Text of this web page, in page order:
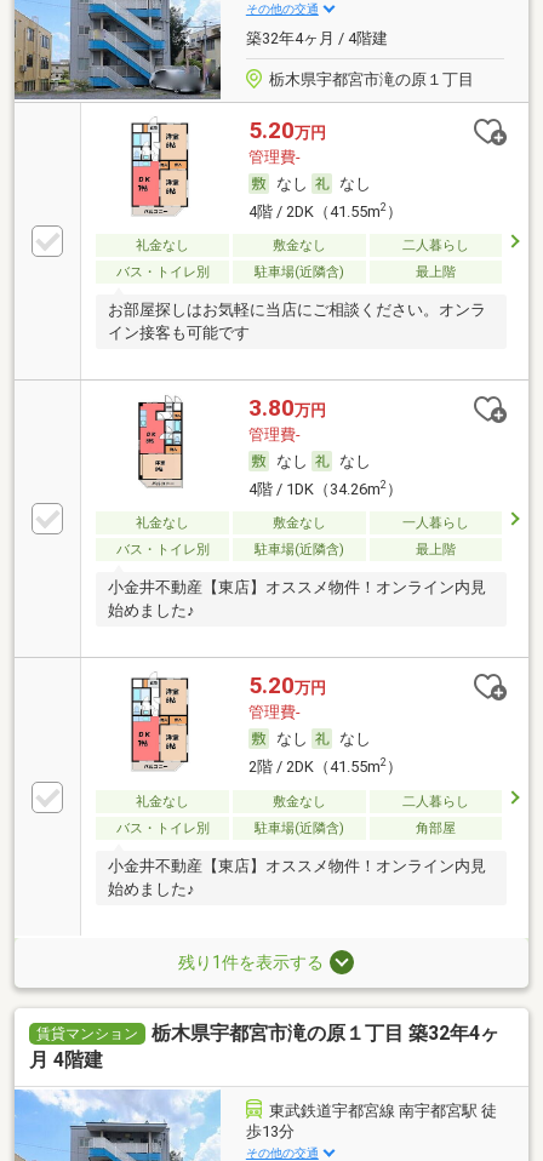
その他の交通
築32年4ヶ月 / 4階建
栃木県宇都宮市滝の原１丁目
5.20万円
管理費-
なし
なし
4階 / 2DK（41.55m2）
礼金なし 敷金なし
二人暮らし
バス・トイレ別
駐車場(近隣含) 最上階
お部屋探しはお気軽に当店にご相談ください。オンラ
イン接客も可能です
3.80万円
管理費-
なし
なし
4階 / 1DK（34.26m2）
礼金なし 敷金なし
一人暮らし
バス・トイレ別
駐車場(近隣含) 最上階
小金井不動産【東店】オススメ物件！オンライン内見
始めました♪
5.20万円
管理費-
なし
なし
2階 / 2DK（41.55m2）
礼金なし 敷金なし
二人暮らし
バス・トイレ別
駐車場(近隣含) 角部屋
小金井不動産【東店】オススメ物件！オンライン内見
始めました♪
残り1件を表示する
賃貸マンション
栃木県宇都宮市滝の原１丁目 築32年4ヶ
月 4階建
東武鉄道宇都宮線 南宇都宮駅 徒
歩13分
その他の交通